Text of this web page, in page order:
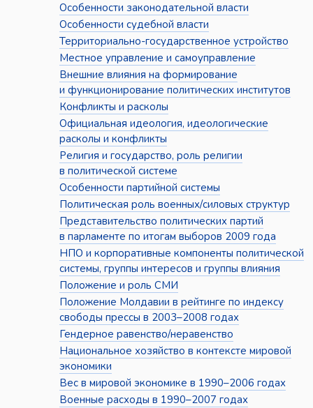
Особенности законодательной власти
Особенности судебной власти
Территориально-государственное устройство
Местное управление и самоуправление
Внешние влияния на формирование
и функционирование политических институтов
Конфликты и расколы
Официальная идеология, идеологические
расколы и конфликты
Религия и государство, роль религии
в политической системе
Особенности партийной системы
Политическая роль военных/силовых структур
Представительство политических партий
в парламенте по итогам выборов 2009 года
НПО и корпоративные компоненты политической
системы, группы интересов и группы влияния
Положение и роль СМИ
Положение Молдавии в рейтинге по индексу
свободы прессы в 2003–2008 годах
Гендерное равенство/неравенство
Национальное хозяйство в контексте мировой
экономики
Вес в мировой экономике в 1990–2006 годах
Военные расходы в 1990–2007 годах